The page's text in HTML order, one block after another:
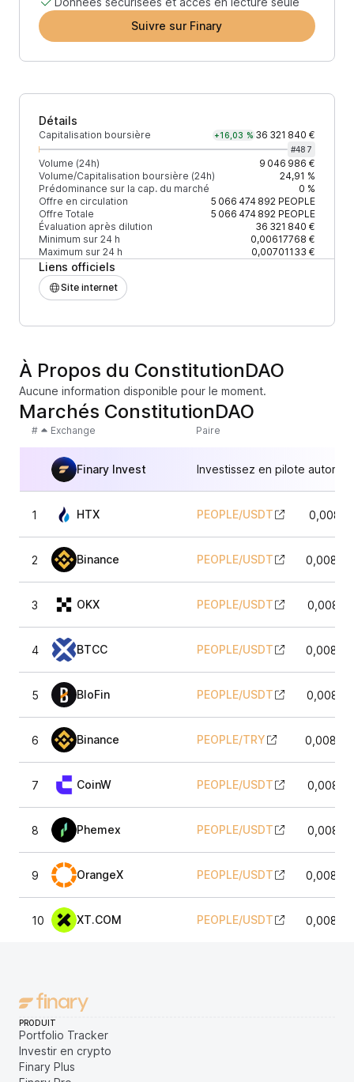
Suivre sur Finary
Détails
Capitalisation boursière +16,03 % 36 321 840 €
#487
Volume (24h)
9 046 986 €
Volume/Capitalisation boursière (24h)
24,91 %
Prédominance sur la cap. du marché
0 %
Offre en circulation
5 066 474 892PEOPLE
Offre Totale
5 066 474 892PEOPLE
Évaluation après dilution
36 321 840 €
Minimum sur 24 h
0,00617768 €
Maximum sur 24 h
0,00701133 €
Liens officiels
Site internet
À Propos du ConstitutionDAO
Aucune information disponible pour le moment.
Marchés ConstitutionDAO
# Exchange Paire
Finary Invest Investissez en pilote
1 HTX PEOPLE/USDT
2 Binance PEOPLE/USDT
3 OKX PEOPLE/USDT
4 BTCC PEOPLE/USDT
5 BloFin PEOPLE/USDT
6 Binance PEOPLE/TRY
7 CoinW PEOPLE/USDT
8 Phemex PEOPLE/USDT
9 OrangeX PEOPLE/USDT
10 XT.COM PEOPLE/USDT
PRODUIT
Portfolio Tracker
Investir en crypto
Finary Plus